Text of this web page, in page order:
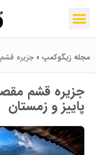
مجله زیگوکمپ » جزیره
جزیره قشم
پاییز و زمستان